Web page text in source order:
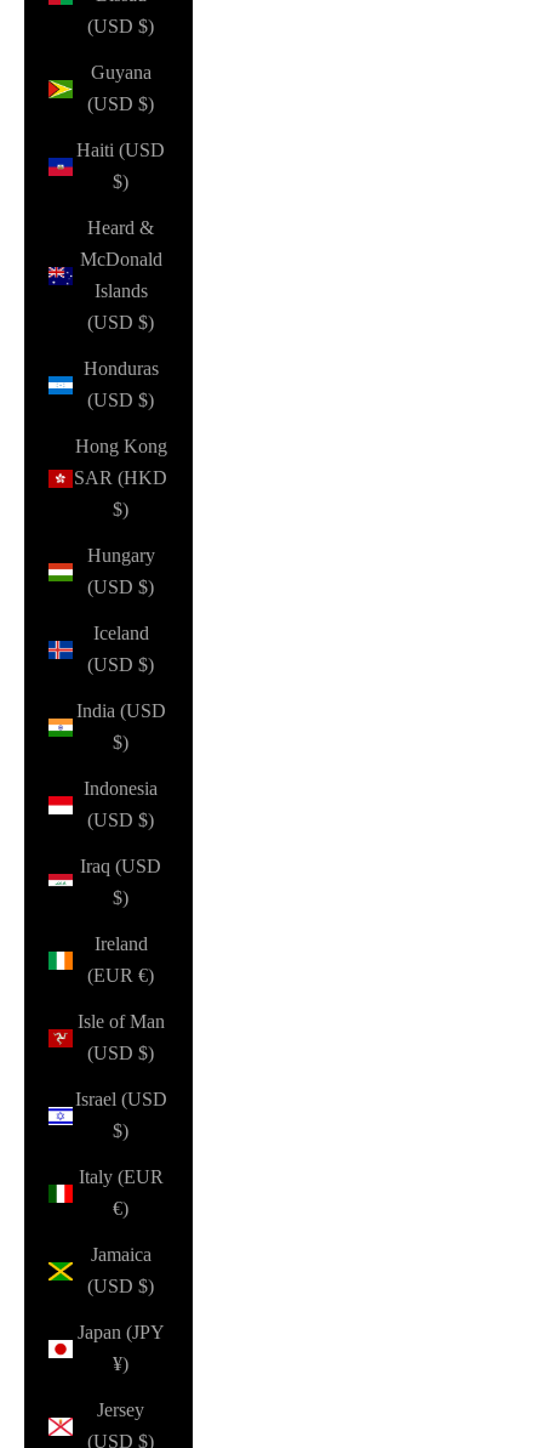
(USD $)
Guyana
(USD $)
Haiti (USD
$)
Heard &
McDonald
Islands
(USD $)
Honduras
(USD $)
Hong Kong
SAR (HKD
$)
Hungary
(USD $)
Iceland
(USD $)
India (USD
$)
Indonesia
(USD $)
Iraq (USD
$)
Ireland
(EUR €)
Isle of Man
(USD $)
Israel (USD
$)
Italy (EUR
€)
Jamaica
(USD $)
Japan (JPY
¥)
Jersey
(USD $)